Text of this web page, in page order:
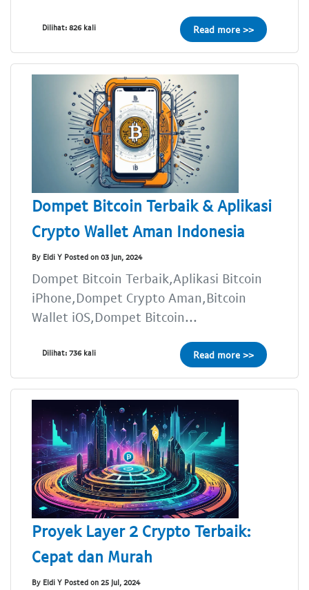
Dilihat: 826 kali Read more >>
Dompet Bitcoin Terbaik & Aplikasi
Crypto Wallet Aman Indonesia
By Eldi Y Posted on 03 Jun, 2024
Dompet Bitcoin Terbaik,Aplikasi Bitcoin
iPhone,Dompet Crypto Aman,Bitcoin
Wallet iOS,Dompet Bitcoin...
Dilihat: 736 kali Read more >>
Proyek Layer 2 Crypto Terbaik:
Cepat dan Murah
By Eldi Y Posted on 25 Jul, 2024